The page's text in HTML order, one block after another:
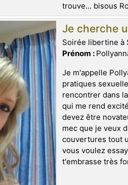
trouve... bisous
Je cherche
Soirée libertine à
Prénom :
Je m'appelle
pratiques
rencontrer dans
qui me rend
devez être
mec que je veux
couvertures tout
vous voulez
t'embrasse très